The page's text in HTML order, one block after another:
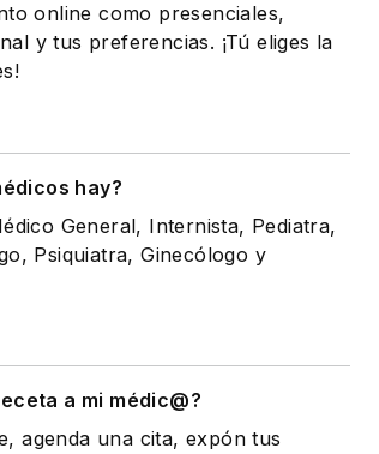
online como presenciales,
y tus preferencias. ¡Tú eliges la
hay?
General, Internista, Pediatra,
Psiquiatra, Ginecólogo y
a mi médic@?
agenda una cita, expón tus